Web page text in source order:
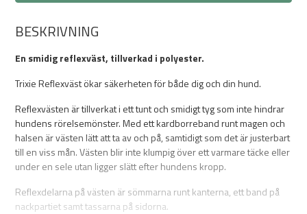
BESKRIVNING
En smidig reflexväst, tillverkad i polyester.
Trixie Reflexväst ökar säkerheten för både dig och din hund.
Reflexvästen är tillverkat i ett tunt och smidigt tyg som inte hindrar
hundens rörelsemönster. Med ett kardborreband runt magen och
halsen är västen lätt att ta av och på, samtidigt som det är justerbart
till en viss mån. Västen blir inte klumpig över ett varmare täcke eller
under en sele utan ligger slätt efter hundens kropp.
Reflexdelarna på västen är sömmarna runt kanterna, ett band på
nackpartiet samt tassarna på sidorna.